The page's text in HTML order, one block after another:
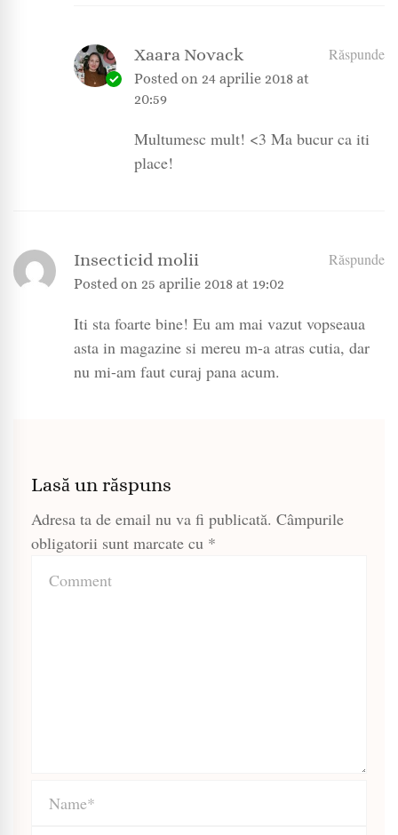
Xaara Novack
Posted on 24 aprilie 2018 at
20:59
Răspunde
Multumesc mult! <3 Ma bucur ca iti
place!
Insecticid molii
Posted on 25 aprilie 2018 at 19:02
Răspunde
Iti sta foarte bine! Eu am mai vazut vopseaua
asta in magazine si mereu m-a atras cutia, dar
nu mi-am faut curaj pana acum.
Lasă un răspuns
Adresa ta de email nu va fi publicată. Câmpurile
obligatorii sunt marcate cu *